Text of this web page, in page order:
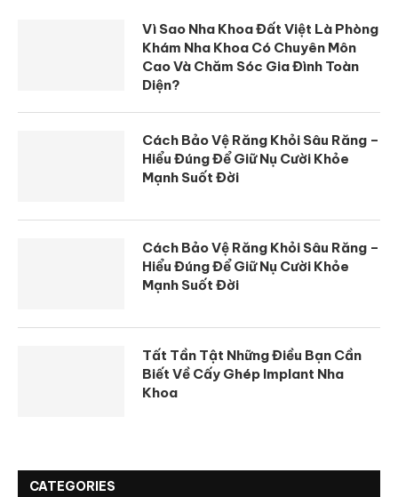
Vì Sao Nha Khoa Đất Việt Là Phòng
Khám Nha Khoa Có Chuyên Môn
Cao Và Chăm Sóc Gia Đình Toàn
Diện?
Cách Bảo Vệ Răng Khỏi Sâu Răng –
Hiểu Đúng Để Giữ Nụ Cười Khỏe
Mạnh Suốt Đời
Cách Bảo Vệ Răng Khỏi Sâu Răng –
Hiểu Đúng Để Giữ Nụ Cười Khỏe
Mạnh Suốt Đời
Tất Tần Tật Những Điều Bạn Cần
Biết Về Cấy Ghép Implant Nha
Khoa
CATEGORIES